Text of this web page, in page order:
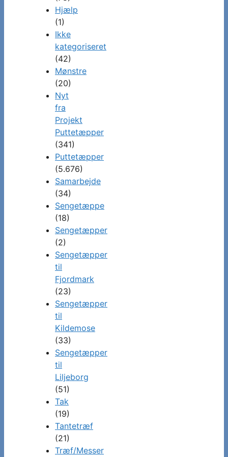
Hjælp
(1)
Ikke
kategoriseret
(42)
Mønstre
(20)
Nyt
fra
Projekt
Puttetæpper
(341)
Puttetæpper
(5.676)
Samarbejde
(34)
Sengetæppe
(18)
Sengetæpper
(2)
Sengetæpper
til
Fjordmark
(23)
Sengetæpper
til
Kildemose
(33)
Sengetæpper
til
Liljeborg
(51)
Tak
(19)
Tantetræf
(21)
Træf/Messer